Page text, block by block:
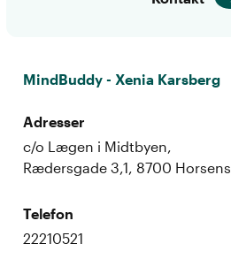
MindBuddy - Xenia Karsberg
Adresser
c/o Lægen i Midtbyen,
Rædersgade 3,1, 8700 Horsens
Telefon
22210521